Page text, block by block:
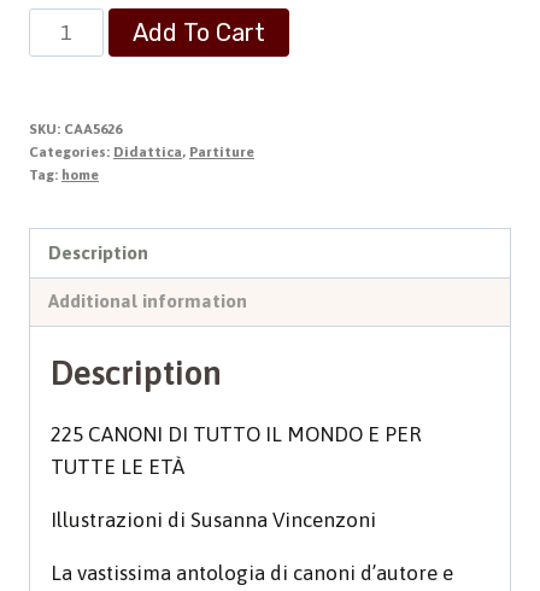
Cantintondo
2
Add To Cart
SKU: CAA5626
Categories: Didattica, Partiture
Tag: home
Description
Additional information
Description
225 CANONI DI TUTTO IL MONDO E PER
TUTTE LE ETÀ
Illustrazioni di Susanna Vincenzoni
La vastissima antologia di canoni d’autore e